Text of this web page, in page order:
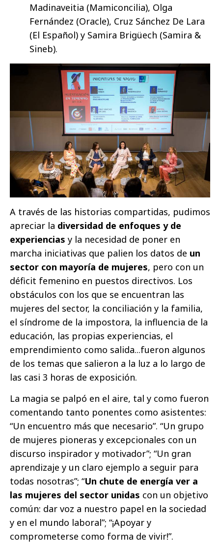
Madinaveitia (Mamiconcilia), Olga
Fernández (Oracle), Cruz Sánchez De Lara
(El Español) y Samira Brigüech (Samira &
Sineb).
A través de las historias compartidas, pudimos
apreciar la diversidad de enfoques y de
experiencias y la necesidad de poner en
marcha iniciativas que palien los datos de un
sector con mayoría de mujeres, pero con un
déficit femenino en puestos directivos. Los
obstáculos con los que se encuentran las
mujeres del sector, la conciliación y la familia,
el síndrome de la impostora, la influencia de la
educación, las propias experiencias, el
emprendimiento como salida...fueron algunos
de los temas que salieron a la luz a lo largo de
las casi 3 horas de exposición.
La magia se palpó en el aire, tal y como fueron
comentando tanto ponentes como asistentes:
“Un encuentro más que necesario”. “Un grupo
de mujeres pioneras y excepcionales con un
discurso inspirador y motivador”; “Un gran
aprendizaje y un claro ejemplo a seguir para
todas nosotras”; “Un chute de energía ver a
las mujeres del sector unidas con un objetivo
común: dar voz a nuestro papel en la sociedad
y en el mundo laboral”; “¡Apoyar y
comprometerse como forma de vivir!”.